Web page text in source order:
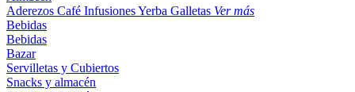
Aderezos Café InfusionesYerba Galletas Ver más
Bebidas
Bebidas
Bazar
Servilletas y Cubiertos
Snacks y almacén